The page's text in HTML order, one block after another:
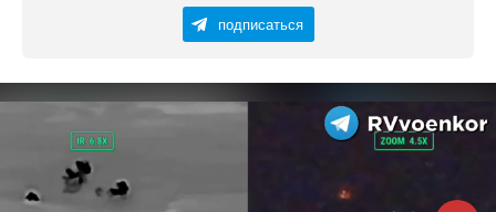
подписаться